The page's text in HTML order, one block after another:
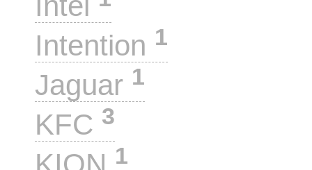
Intention 1
Jaguar 1
KFC 3
1